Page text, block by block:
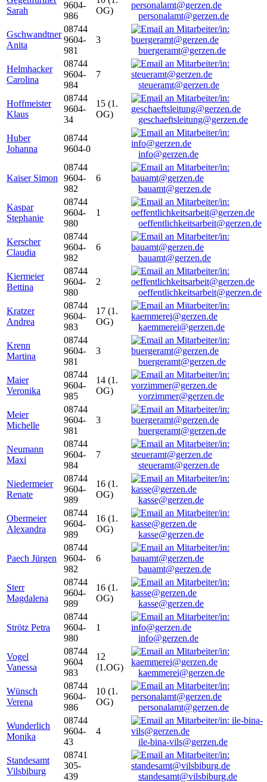
Sarah
9604-
986
OG)
personalamt@gerzen.de
Gschwandtner
Anita
08744
9604-
981
3
buergeramt@gerzen.de
Helmhacker
Carolina
08744
9604-
984
7
steueramt@gerzen.de
Hoffmeister
Klaus
08744
9604-
34
15 (1.
OG)
geschaeftsleitung@gerzen.de
Huber
Johanna
08744
9604-0
info@gerzen.de
Kaiser Simon
08744
9604-
982
6
bauamt@gerzen.de
Kaspar
Stephanie
08744
9604-
980
1
oeffentlichkeitsarbeit@gerzen.de
Kerscher
Claudia
08744
9604-
982
6
bauamt@gerzen.de
Kiermeier
Bettina
08744
9604-
980
2
oeffentlichkeitsarbeit@gerzen.de
Kratzer
Andrea
08744
9604-
983
17 (1.
OG)
kaemmerei@gerzen.de
Krenn
Martina
08744
9604-
981
3
buergeramt@gerzen.de
Maier
Veronika
08744
9604-
985
14 (1.
OG)
vorzimmer@gerzen.de
Meier
Michelle
08744
9604-
981
3
buergeramt@gerzen.de
Neumann
Maxi
08744
9604-
984
7
steueramt@gerzen.de
Niedermeier
Renate
08744
9604-
989
16 (1.
OG)
kasse@gerzen.de
Obermeier
Alexandra
08744
9604-
989
16 (1.
OG)
kasse@gerzen.de
Paech Jürgen
08744
9604-
982
6
bauamt@gerzen.de
Sterr
Magdalena
08744
9604-
989
16 (1.
OG)
kasse@gerzen.de
Strötz Petra
08744
9604-
980
1
info@gerzen.de
Vogel
Vanessa
08744
9604
983
12
(1.OG)
kaemmerei@gerzen.de
Wünsch
Verena
08744
9604-
986
10 (1.
OG)
personalamt@gerzen.de
Wunderlich
Monika
08744
9604-
43
4
ile-bina-vils@gerzen.de
Standesamt
Vilsbiburg
08741
305-
439
standesamt@vilsbiburg.de